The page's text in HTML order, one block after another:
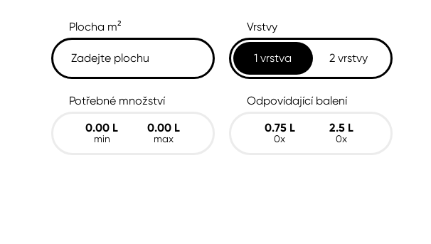
Plocha m² Vrstvy
1 vrstva 2 vrstvy
Potřebné množství
0.00 L
min
0.00 L
max
Odpovídající balení
0.75L
0x
2.5 L
0x